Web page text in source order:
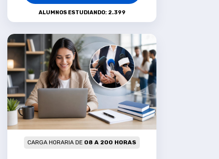
ALUMNOS ESTUDIANDO: 2.399
CARGA HORARIA DE 08 A 200 HORAS